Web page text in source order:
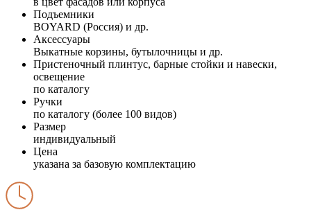
Подъемники
BOYARD (Россия) и др.
Аксессуары
Выкатные корзины, бутылочницы и др.
Пристеночный плинтус, барные стойки и навески,
освещение
по каталогу
Ручки
по каталогу (более 100 видов)
Размер
индивидуальный
Цена
указана за базовую комплектацию